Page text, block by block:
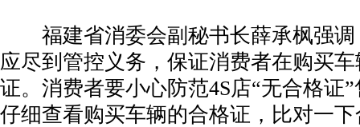
福建省消委会副秘书长薛承枫强调
应尽到管控义务，保证消费者在购买
证。消费者要小心防范4S店“无合格证
仔细查看购买车辆的合格证，比对一